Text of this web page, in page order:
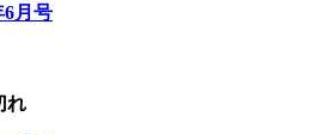
6月号
れ